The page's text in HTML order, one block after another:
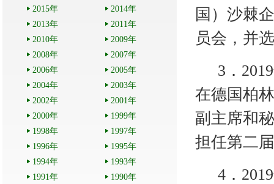
2015年
2014年
2013年
2011年
2010年
2009年
2008年
2007年
2006年
2005年
2004年
2003年
2002年
2001年
2000年
1999年
1998年
1997年
1996年
1995年
1994年
1993年
1991年
1990年
国）沙棘
员会，并
3 ．
在德国柏
副主席和
担任第二
4 ．